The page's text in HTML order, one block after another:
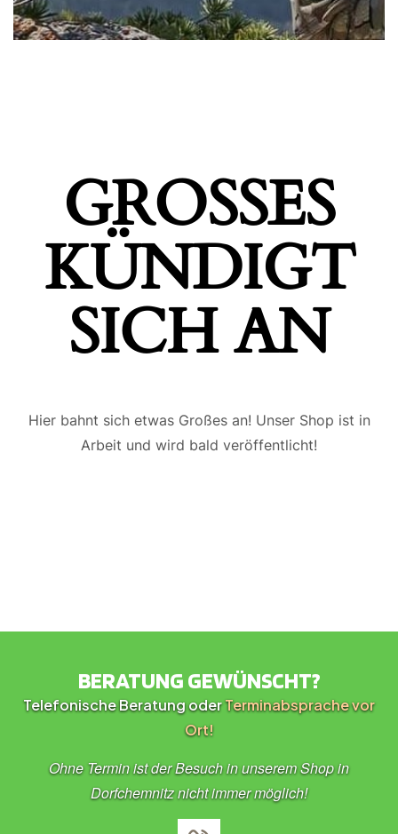
GROSSES K
ÜNDIGT S
ICH AN
Hier bahnt sich etwas Großes an! Unser Shop ist in
Arbeit und wird bald veröffentlicht!
BERATUNG GEWÜNSCHT?
Telefonische Beratung oderTerminabsprache vor
Ort!
Ohne Termin ist der Besuch in unserem Shop in
Dorfchemnitz nicht immer möglich!